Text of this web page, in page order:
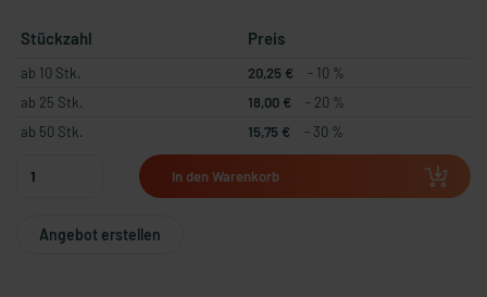
Stückzahl Preis
ab 10 Stk. 20,25 €
- 10 %
ab 25 Stk.
18,00 €
- 20 %
ab 50 Stk.
15,75 € - 30 %
In den Warenkorb
Angebot erstellen